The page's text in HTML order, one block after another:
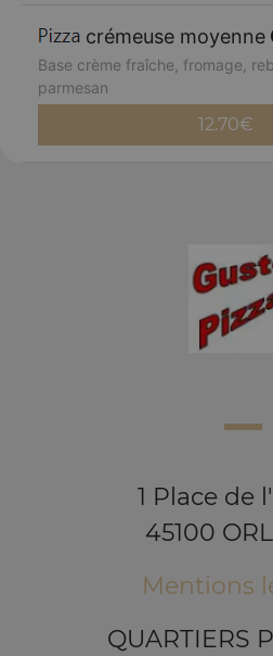
crémeuse moyenne
Base crème fraîche, fromage,
parmesan
12.70€
1 Place de
45100
Mentions
QUARTIERS